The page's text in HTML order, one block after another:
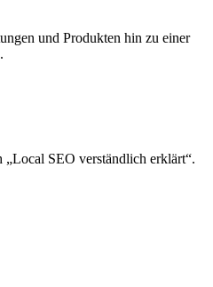
und Produkten hin zu einer
SEO verständlich erklärt“.